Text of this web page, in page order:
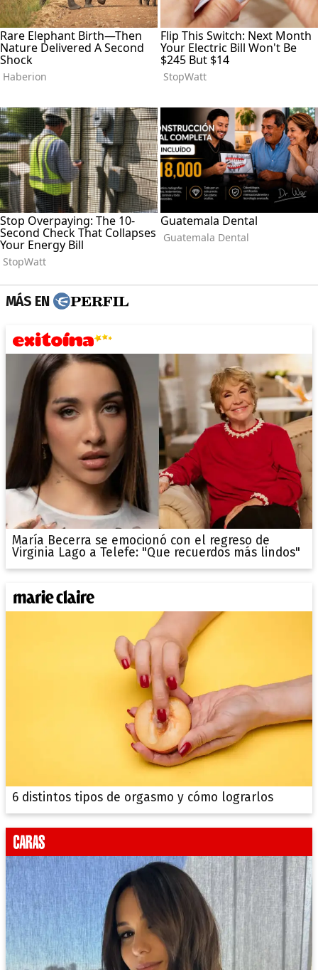
MÁS EN
María Becerra se emocionó con el regreso de
Virginia Lago a Telefe: "Que recuerdos más lindos"
6 distintos tipos de orgasmo y cómo lograrlos